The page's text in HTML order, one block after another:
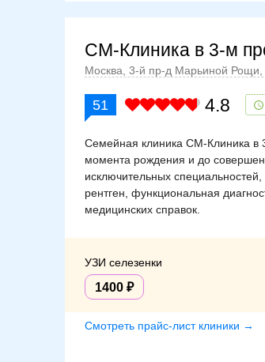
СМ-Клиника в 3-м
Москва, 3-й пр-д Марьиной Рощи,
51 4.8
Семейная клиника СМ-Клиника в
момента рождения и до
исключительных
рентген, функциональная
медицинских справок.
УЗИ селезенки
1400
Смотреть прайс-лист клиники →